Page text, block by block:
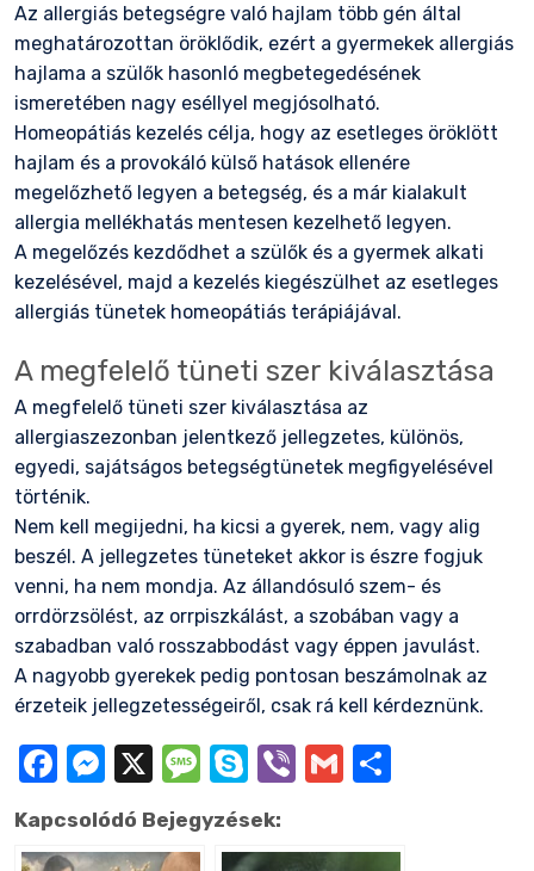
Az allergiás betegségre való hajlam több gén által
meghatározottan öröklődik, ezért a gyermekek allergiás
hajlama a szülők hasonló megbetegedésének
ismeretében nagy eséllyel megjósolható.
Homeopátiás kezelés célja, hogy az esetleges öröklött
hajlam és a provokáló külső hatások ellenére
megelőzhető legyen a betegség, és a már kialakult
allergia mellékhatás mentesen kezelhető legyen.
A megelőzés kezdődhet a szülők és a gyermek alkati
kezelésével, majd a kezelés kiegészülhet az esetleges
allergiás tünetek homeopátiás terápiájával.
A megfelelő tüneti szer kiválasztása
A megfelelő tüneti szer kiválasztása az
allergiaszezonban jelentkező jellegzetes, különös,
egyedi, sajátságos betegségtünetek megfigyelésével
történik.
Nem kell megijedni, ha kicsi a gyerek, nem, vagy alig
beszél. A jellegzetes tüneteket akkor is észre fogjuk
venni, ha nem mondja. Az állandósuló szem- és
orrdörzsölést, az orrpiszkálást, a szobában vagy a
szabadban való rosszabbodást vagy éppen javulást.
A nagyobb gyerekek pedig pontosan beszámolnak az
érzeteik jellegzetességeiről, csak rá kell kérdeznünk.
Facebook
Messenger
X Message
Skype
ViberGmail
Kapcsolódó Bejegyzések: